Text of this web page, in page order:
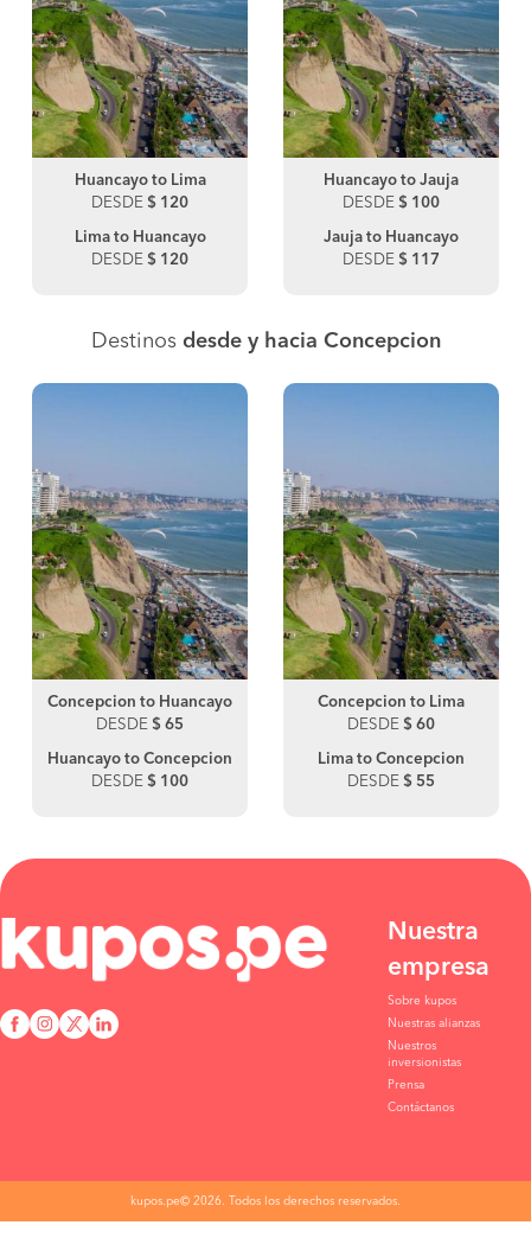
Huancayo to Lima
DESDE $ 120
Lima to Huancayo
DESDE $ 120
Huancayo to Jauja
DESDE $ 100
Jauja to Huancayo
DESDE $ 117
Destinos desde y hacia Concepcion
Concepcion to Huancayo
DESDE $ 65
Huancayo to Concepcion
DESDE $ 100
Concepcion to Lima
DESDE $ 60
Lima to Concepcion
DESDE $ 55
Nuestra
empresa
Sobre kupos
Nuestras alianzas
Nuestros
inversionistas
Prensa
Contáctanos
kupos.pe© 2026. Todos los derechos reservados.